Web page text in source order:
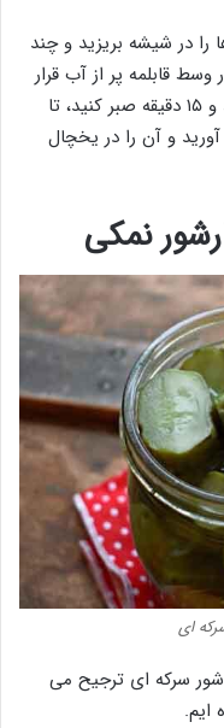
را در شیشه بریزید و چند
قابلمه پر از آب قرار
دهید. این قابلمه را روی حرارت قرار دهید و ۱۵ دقیقه صبر کنید، تا
و آن را در یخچال
نمکی
ای
شور سرکه ای ترجیح می
ایم.